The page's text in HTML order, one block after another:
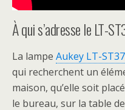
À qui s’adresse le LT-
La lampe Aukey LT-ST37
qui recherchent un
maison, qu’elle soit
le bureau, sur la table